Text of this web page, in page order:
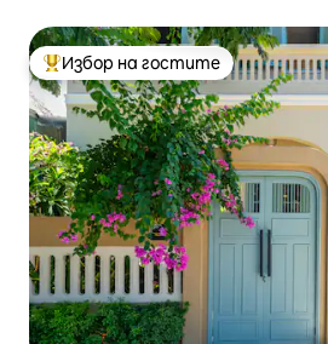
Най-популярен избор на гостите
Избор на гостите